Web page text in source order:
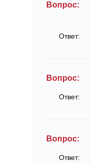
Вопрос:
Ответ:
Вопрос:
Ответ:
Вопрос:
Ответ: